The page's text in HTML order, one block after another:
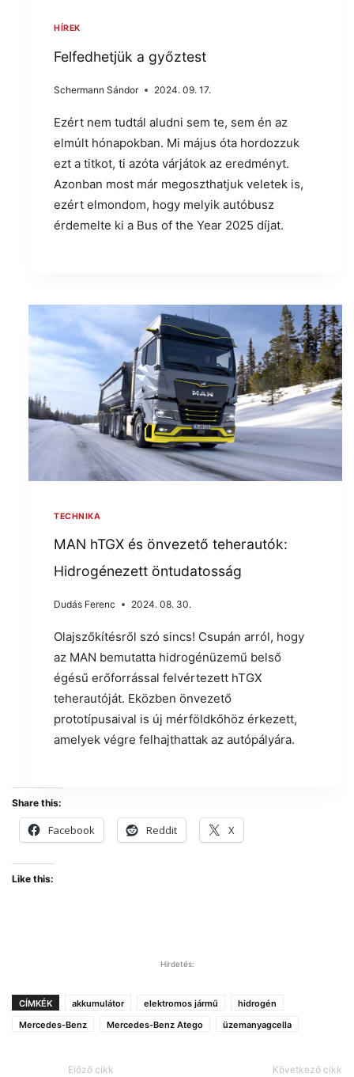
HÍREK
Felfedhetjük a győztest
Schermann Sándor 2024. 09. 17.
Ezért nem tudtál aludni sem te, sem én az
elmúlt hónapokban. Mi május óta hordozzuk
ezt a titkot, ti azóta várjátok az eredményt.
Azonban most már megoszthatjuk veletek is,
ezért elmondom, hogy melyik autóbusz
érdemelte ki a Bus of the Year 2025 díjat.
TECHNIKA
MAN hTGX és önvezető teherautók:
Hidrogénezett öntudatosság
Dudás Ferenc 2024. 08. 30.
Olajszőkítésről szó sincs! Csupán arról, hogy
az MAN bemutatta hidrogénüzemű belső
égésű erőforrással felvértezett hTGX
teherautóját. Eközben önvezető
prototípusaival is új mérföldkőhöz érkezett,
amelyek végre felhajthattak az autópályára.
Share this:
Facebook Reddit X
Like this:
Hirdetés:
CÍMKÉK akkumulátor elektromos jármű
hidrogén
Mercedes-Benz
Mercedes-Benz Atego üzemanyagcella
Előző cikk Következő cikk